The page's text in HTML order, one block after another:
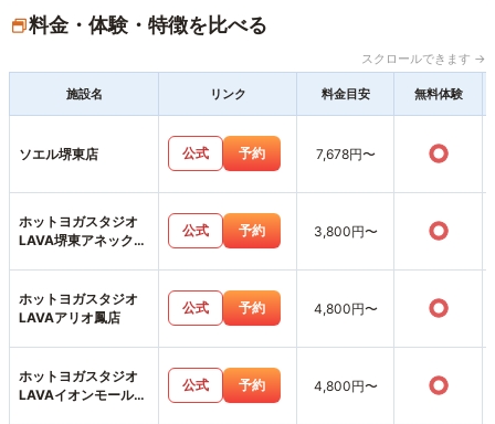
料金・体験・特徴を比べる
スクロールできます →
施設名 リンク 料金目安 無料体験
ソエル堺東店 公式 予約 7,678円〜 ○
ホットヨガスタジオ
LAVA堺東アネックス
公式 予約 3,800円〜 ○
ホットヨガスタジオ
LAVAアリオ鳳店
公式 予約 4,800円〜 ○
ホットヨガスタジオ
LAVAイオンモール堺
公式 予約 4,800円〜 ○